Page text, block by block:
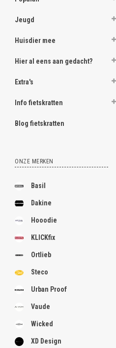
Jeugd
Huisdier mee
Hier al eens aan gedacht?
Extra's
Info fietskratten
Blog fietskratten
ONZE MERKEN
Basil
Dakine
Hooodie
KLICKfix
Ortlieb
Steco
Urban Proof
Vaude
Wicked
XD Design